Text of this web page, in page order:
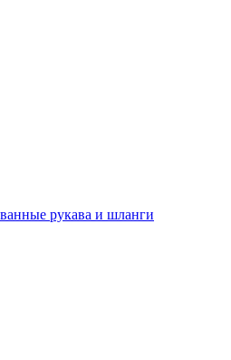
рукава и шланги